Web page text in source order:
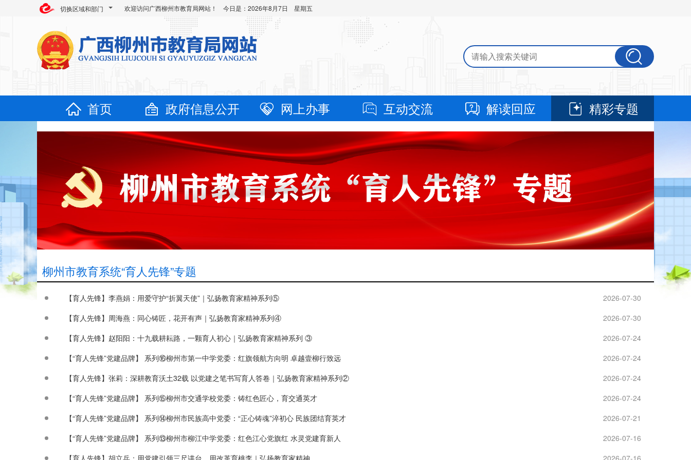
切换区域和部门 欢迎访问广西柳州市教育局网站！ 今日是： 2026年8月7日 星期五
首页 政府信息公开 网上办事 互动交流 解读回应 精彩专题
柳州市教育系统“育人先锋”专题
【育人先锋】李燕娟：用爱守护“折翼天使”｜弘扬教育家精神系列⑤
2026-07-30
【育人先锋】周海燕：同心铸匠，花开有声｜弘扬教育家精神系列④
2026-07-30
【育人先锋】赵阳阳：十九载耕耘路，一颗育人初心｜弘扬教育家精神系列 ③
2026-07-24
【“育人先锋”党建品牌】 系列⑯柳州市第一中学党委：红旗领航方向明 卓越壹柳行致远
2026-07-24
【育人先锋】张莉：深耕教育沃土32载 以党建之笔书写育人答卷｜弘扬教育家精神系列②
2026-07-24
【“育人先锋”党建品牌】 系列⑮柳州市交通学校党委：铸红色匠心，育交通英才
2026-07-24
【“育人先锋”党建品牌】 系列⑭柳州市民族高中党委：“正心铸魂”淬初心 民族团结育英才
2026-07-21
【“育人先锋”党建品牌】 系列⑬柳州市柳江中学党委：红色江心党旗红 水灵党建育新人
2026-07-16
【育人先锋】胡立兵：用党建引领三尺讲台，用改革育桃李｜弘扬教育家精神
2026-07-16